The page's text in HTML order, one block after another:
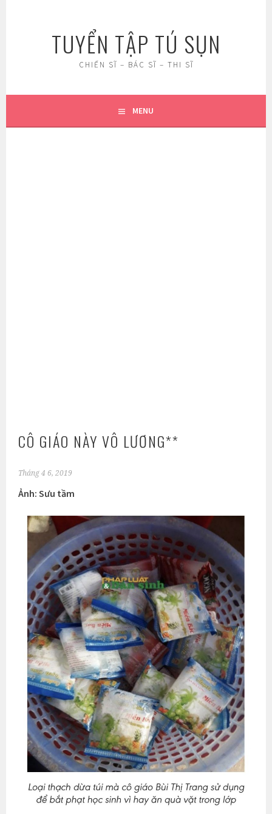
TUYỂN TẬP TÚ SỤN
CHIẾN SĨ – BÁC SĨ – THI SĨ
MENU
CÔ GIÁO NÀY VÔ LƯƠNG**
Tháng 4 6, 2019
Ảnh: Sưu tầm